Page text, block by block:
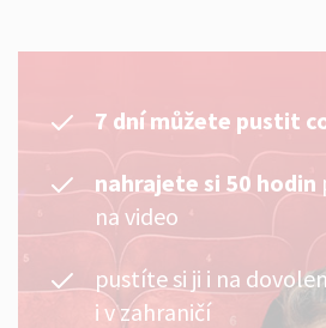
7 dní můžete pustit
nahrajete si 50 hodin
na video
pustíte si ji i na
i v zahraničí